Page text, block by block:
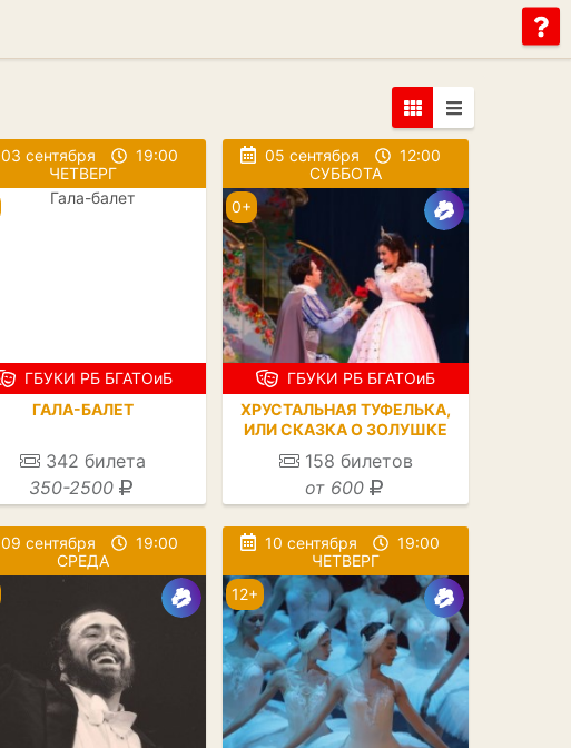
03 сентября
19:00
ЧЕТВЕРГ
ГБУКИ РБ БГАТОиБ
ГАЛА-БАЛЕТ
342 билета
350-2500
05 сентября
12:00
СУББОТА
0+
ГБУКИ РБ БГАТОиБ
ХРУСТАЛЬНАЯ ТУФЕЛЬКА,
ИЛИ СКАЗКА О ЗОЛУШКЕ
158 билетов
от 600
09 сентября
19:00
СРЕДА
10 сентября
19:00
ЧЕТВЕРГ
12+